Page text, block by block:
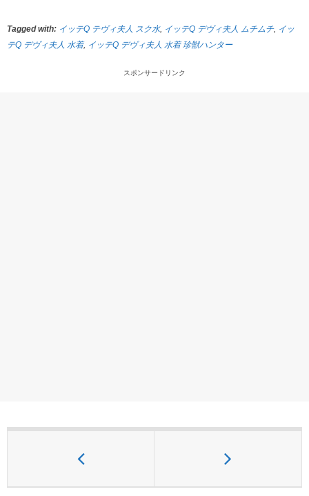
Tagged with: イッテQ テヴィ夫人 スク水, イッテQ デヴィ夫人 ムチムチ, イッ
テQ デヴィ夫人 水着, イッテQ デヴィ夫人 水着 珍獣ハンター
スポンサードリンク